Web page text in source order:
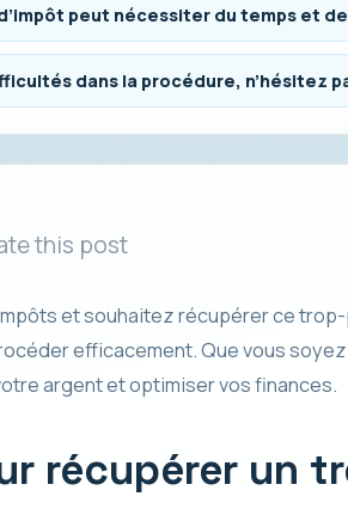
peut nécessiter du temps et
dans la procédure, n’hésitez
this post
et souhaitez récupérer ce
efficacement. Que vous
argent et optimiser vos finances.
récupérer un